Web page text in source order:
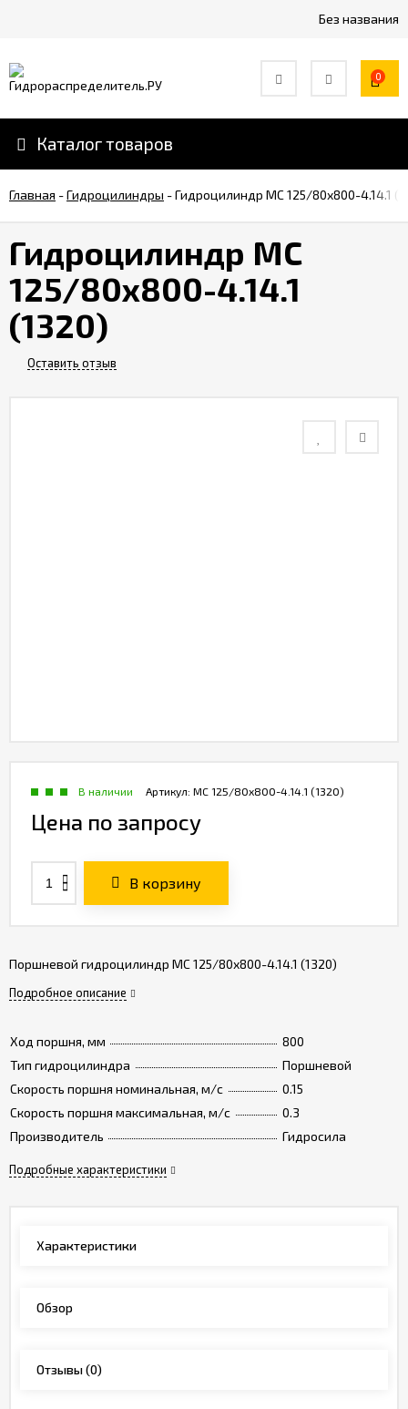
Без названия
0
Каталог товаров
Главная -Гидроцилиндры -Гидроцилиндр МС 125/80х800-4.14.1
Гидроцилиндр МС
125/80х800-4.14.1
(1320)
Оставить отзыв
Поршневой гидроцилиндр МС 125/80х800-4.14.1 (1320)
Подробное описание
Ход поршня, мм
800
Тип гидроцилиндра
Поршневой
Скорость поршня номинальная, м/с
0.15
Скорость поршня максимальная, м/с
0.3
Производитель
Гидросила
Подробные характеристики
Артикул: МС 125/80х800-4.14.1 (1320)
В наличии
Цена по запросу
В корзину
Характеристики
Обзор
Отзывы(0)